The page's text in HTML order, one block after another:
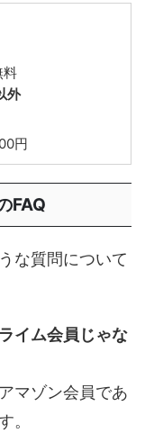
料
外
円
FAQ
な質問について
イム会員じゃな
マゾン会員であ
。